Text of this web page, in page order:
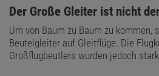
:
Der Große Gleiter ist nicht
Um von Baum zu Baum zu kommen,
Beutelgleiter auf Gleitflüge. Die
Großflugbeutlers wurden jedoch